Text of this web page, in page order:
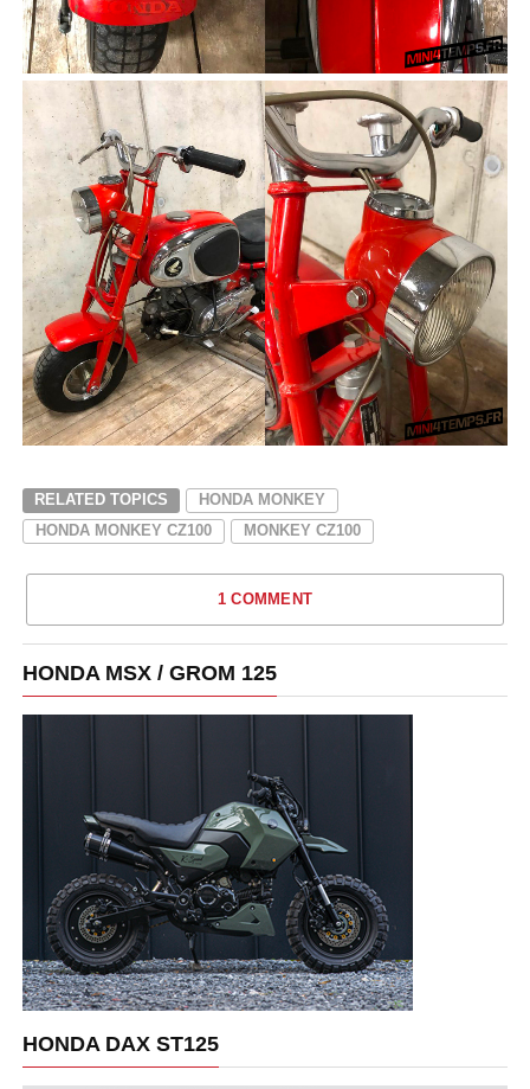
RELATED TOPICS
HONDA MONKEY
HONDA MONKEY CZ100
MONKEY CZ100
1 COMMENT
HONDA MSX / GROM 125
HONDA DAX ST125